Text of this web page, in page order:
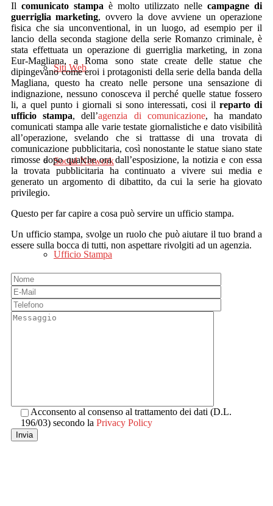
Siti Web
Social Network
Ufficio Stampa
Il comunicato stampa è molto utilizzato nelle campagne di
guerriglia marketing, ovvero la dove avviene un operazione
fisica che sia unconventional, in un luogo, ad esempio per il
lancio della seconda stagione della serie Romanzo criminale, è
stata effettuata un operazione di guerriglia marketing, in zona
Eur-Magliana, a Roma sono state create delle statue che
dipingevano come eroi i protagonisti della serie della banda della
Magliana, questo ha creato nelle persone una sensazione di
indignazione, nessuno conosceva il perché quelle statue fossero
li, a quel punto i giornali si sono interessati, cosi il reparto di
ufficio stampa, dell’agenzia di comunicazione, ha mandato
comunicati stampa alle varie testate giornalistiche e dato visibilità
all’operazione, svelando che si trattasse di una trovata di
comunicazione pubblicitaria, così nonostante le statue siano state
rimosse dopo qualche ora dall’esposizione, la notizia e con essa
la trovata pubblicitaria ha continuato a vivere sui media e
generato un argomento di dibattito, da cui la serie ha giovato
privilegio.
Questo per far capire a cosa può servire un ufficio stampa.
Un ufficio stampa, svolge un ruolo che può aiutare il tuo brand a
essere sulla bocca di tutti, non aspettare rivolgiti ad un agenzia.
Acconsento al consenso al trattamento dei dati (D.L.
196/03) secondo la Privacy Policy
Invia